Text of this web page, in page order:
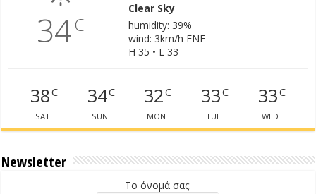
34C
Clear Sky
humidity: 39%
wind: 3km/h ENE
H 35 • L 33
38C
SAT
34C
SUN
32C
MON
33C
TUE
33C
WED
Newsletter
Το όνομά σας: